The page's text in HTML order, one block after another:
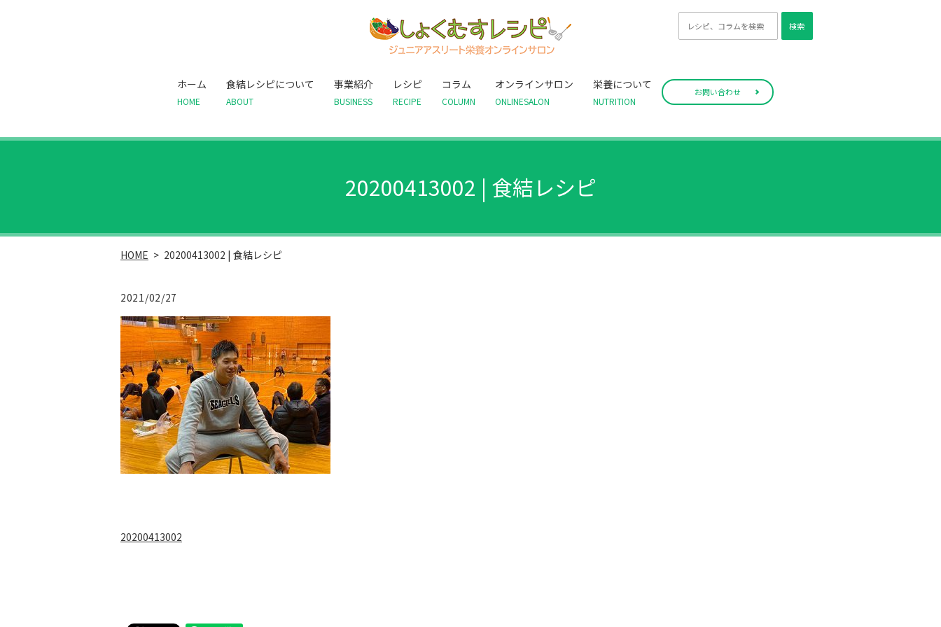
ホーム
HOME
食結レシピについて
ABOUT
事業紹介
BUSINESS
レシピ
RECIPE
コラム
COLUMN
オンラインサロン
ONLINESALON
栄養について
NUTRITION
検索
お問い合わせ
20200413002 | 食結レシピ
HOME 20200413002 | 食結レシピ
2021/02/27
20200413002